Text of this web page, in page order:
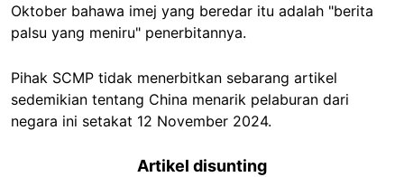
Oktober bahawa imej yang beredar itu adalah "berita
palsu yang meniru" penerbitannya.
Pihak SCMP tidak menerbitkan sebarang artikel
sedemikian tentang China menarik pelaburan dari
negara ini setakat 12 November 2024.
Artikel disunting